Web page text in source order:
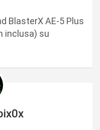
BlasterX AE-5 Plus
inclusa) su